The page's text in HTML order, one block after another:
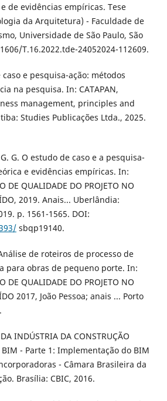
de evidências empíricas. Tese
da Arquitetura) - Faculdade de
Universidade de São Paulo, São
T.16.2022.tde-24052024-112609.
caso e pesquisa-ação: métodos
na pesquisa. In: CATAPAN,
management, principles and
Studies Publicações Ltda., 2025.
G. G. O estudo de caso e a pesquisa-
e evidências empíricas. In:
DE QUALIDADE DO PROJETO NO
2019. Anais... Uberlândia:
p. 1561-1565. DOI:
sbqp19140.
de roteiros de processo de
para obras de pequeno porte. In:
DE QUALIDADE DO PROJETO NO
2017, João Pessoa; anais ... Porto
INDÚSTRIA DA CONSTRUÇÃO
- Parte 1: Implementação do BIM
- Câmara Brasileira da
Brasília: CBIC, 2016.